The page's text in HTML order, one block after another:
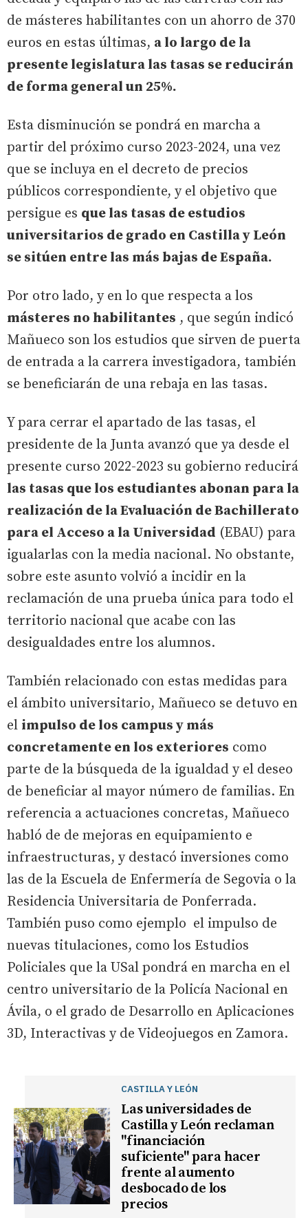
de másteres habilitantes con un ahorro de 370
euros en estas últimas, a lo largo de la
presente legislatura las tasas se reducirán
de forma general un 25%.
Esta disminución se pondrá en marcha a
partir del próximo curso 2023-2024, una vez
que se incluya en el decreto de precios
públicos correspondiente, y el objetivo que
persigue es que las tasas de estudios
universitarios de grado en Castilla y León
se sitúen entre las más bajas de España.
Por otro lado, y en lo que respecta a los
másteres no habilitantes , que según indicó
Mañueco son los estudios que sirven de puerta
de entrada a la carrera investigadora, también
se beneficiarán de una rebaja en las tasas.
Y para cerrar el apartado de las tasas, el
presidente de la Junta avanzó que ya desde el
presente curso 2022-2023 su gobierno reducirá
las tasas que los estudiantes abonan para la
realización de la Evaluación de Bachillerato
para el Acceso a la Universidad (EBAU) para
igualarlas con la media nacional. No obstante,
sobre este asunto volvió a incidir en la
reclamación de una prueba única para todo el
territorio nacional que acabe con las
desigualdades entre los alumnos.
También relacionado con estas medidas para
el ámbito universitario, Mañueco se detuvo en
el impulso de los campus y más
concretamente en los exteriores como
parte de la búsqueda de la igualdad y el deseo
de beneficiar al mayor número de familias. En
referencia a actuaciones concretas, Mañueco
habló de de mejoras en equipamiento e
infraestructuras, y destacó inversiones como
las de la Escuela de Enfermería de Segovia o la
Residencia Universitaria de Ponferrada.
También puso como ejemplo el impulso de
nuevas titulaciones, como los Estudios
Policiales que la USal pondrá en marcha en el
centro universitario de la Policía Nacional en
Ávila, o el grado de Desarrollo en Aplicaciones
3D, Interactivas y de Videojuegos en Zamora.
CASTILLA Y LEÓN
Las universidades de
Castilla y León reclaman
"financiación
suficiente" para hacer
frente al aumento
desbocado de los
precios